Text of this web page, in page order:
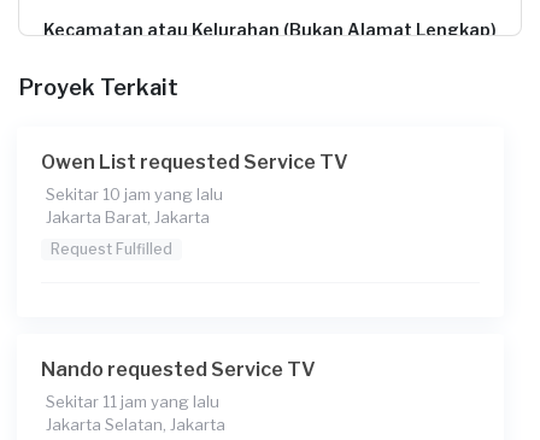
Kecamatan atau Kelurahan (Bukan Alamat Lengkap)
Informasi tambahan
Upload gambar untuk membantu kami memahami
keinginan anda
Proyek Terkait
Owen List requested Service TV
Sekitar 10 jam yang lalu
Jakarta Barat, Jakarta
Request Fulfilled
Nando requested Service TV
Sekitar 11 jam yang lalu
Jakarta Selatan, Jakarta